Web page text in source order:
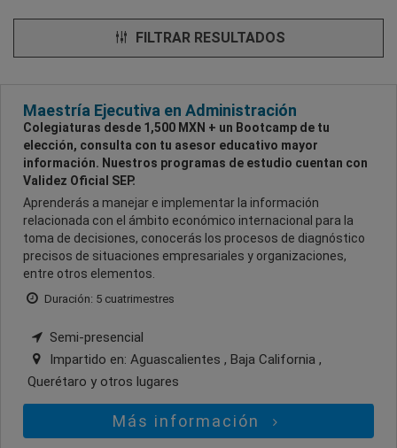
FILTRAR RESULTADOS
Maestría Ejecutiva en Administración
Colegiaturas desde 1,500 MXN + un Bootcamp de tu
elección, consulta con tu asesor educativo mayor
información. Nuestros programas de estudio cuentan con
Validez Oficial SEP.
Aprenderás a manejar e implementar la información
relacionada con el ámbito económico internacional para la
toma de decisiones, conocerás los procesos de diagnóstico
precisos de situaciones empresariales y organizaciones,
entre otros elementos.
Duración: 5 cuatrimestres
Semi-presencial
Impartido en: Aguascalientes , Baja California ,
Querétaro y otros lugares
Más información